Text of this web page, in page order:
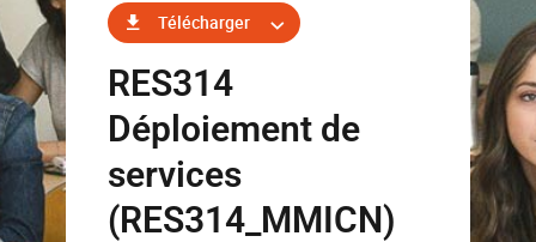
Télécharger
RES314
Déploiement de
services
(RES314_MMICN)